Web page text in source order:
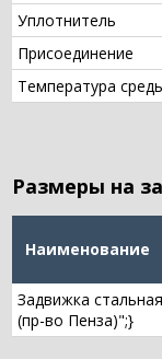
Уплотнитель
Присоединение
Температура
Размеры на
Наименование
Задвижка
(пр-во Пенза)";}